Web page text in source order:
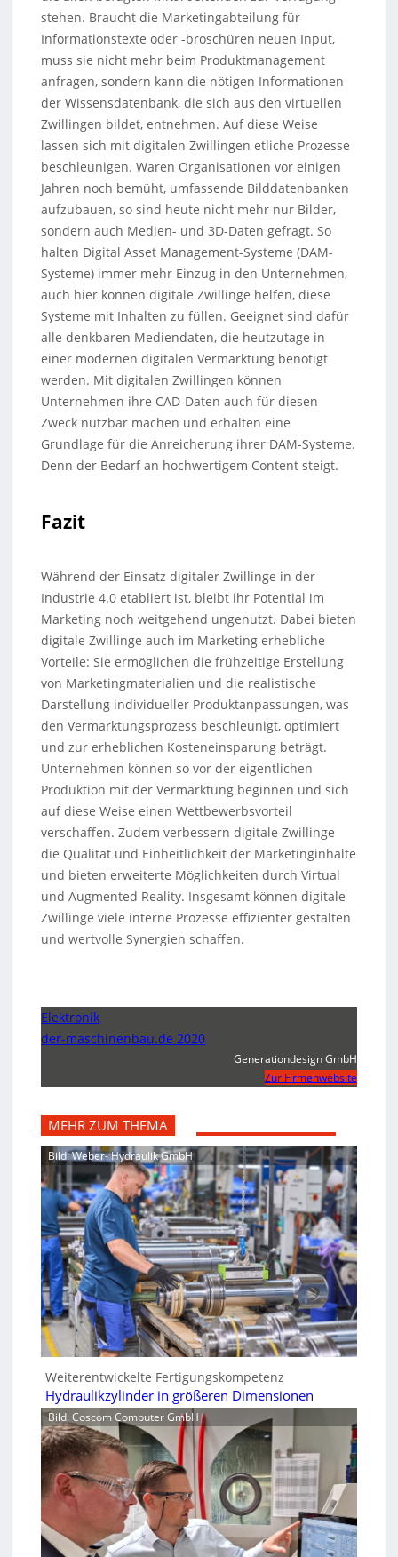
stehen. Braucht die Marketingabteilung für
Informationstexte oder -broschüren neuen Input,
muss sie nicht mehr beim Produktmanagement
anfragen, sondern kann die nötigen Informationen
der Wissensdatenbank, die sich aus den virtuellen
Zwillingen bildet, entnehmen. Auf diese Weise
lassen sich mit digitalen Zwillingen etliche Prozesse
beschleunigen. Waren Organisationen vor einigen
Jahren noch bemüht, umfassende Bilddatenbanken
aufzubauen, so sind heute nicht mehr nur Bilder,
sondern auch Medien- und 3D-Daten gefragt. So
halten Digital Asset Management-Systeme (DAM-
Systeme) immer mehr Einzug in den Unternehmen,
auch hier können digitale Zwillinge helfen, diese
Systeme mit Inhalten zu füllen. Geeignet sind dafür
alle denkbaren Mediendaten, die heutzutage in
einer modernen digitalen Vermarktung benötigt
werden. Mit digitalen Zwillingen können
Unternehmen ihre CAD-Daten auch für diesen
Zweck nutzbar machen und erhalten eine
Grundlage für die Anreicherung ihrer DAM-Systeme.
Denn der Bedarf an hochwertigem Content steigt.
Fazit
Während der Einsatz digitaler Zwillinge in der
Industrie 4.0 etabliert ist, bleibt ihr Potential im
Marketing noch weitgehend ungenutzt. Dabei bieten
digitale Zwillinge auch im Marketing erhebliche
Vorteile: Sie ermöglichen die frühzeitige Erstellung
von Marketingmaterialien und die realistische
Darstellung individueller Produktanpassungen, was
den Vermarktungsprozess beschleunigt, optimiert
und zur erheblichen Kosteneinsparung beträgt.
Unternehmen können so vor der eigentlichen
Produktion mit der Vermarktung beginnen und sich
auf diese Weise einen Wettbewerbsvorteil
verschaffen. Zudem verbessern digitale Zwillinge
die Qualität und Einheitlichkeit der Marketinginhalte
und bieten erweiterte Möglichkeiten durch Virtual
und Augmented Reality. Insgesamt können digitale
Zwillinge viele interne Prozesse effizienter gestalten
und wertvolle Synergien schaffen.
Elektronik
der-maschinenbau.de 2020
Generationdesign GmbH
Zur Firmenwebsite
MEHR ZUM THEMA
Bild: Weber- Hydraulik GmbH
Weiterentwickelte Fertigungskompetenz
Hydraulikzylinder in größeren Dimensionen
Bild: Coscom Computer GmbH